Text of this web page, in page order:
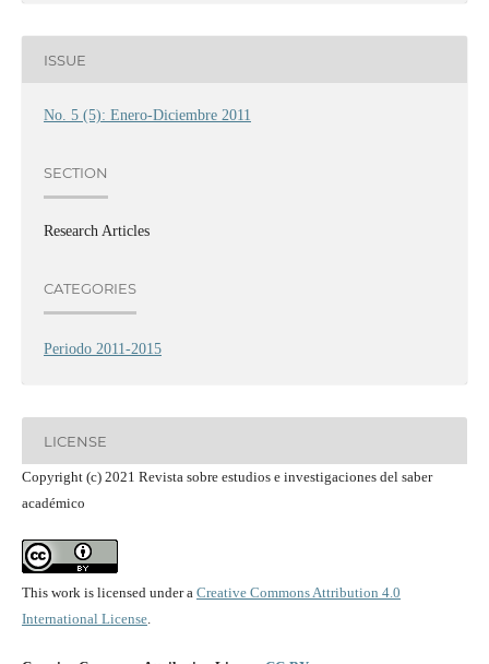
ISSUE
No. 5 (5): Enero-Diciembre 2011
SECTION
Research Articles
CATEGORIES
Periodo 2011-2015
LICENSE
Copyright (c) 2021 Revista sobre estudios e investigaciones del saber
académico
This work is licensed under a Creative Commons Attribution 4.0
International License.